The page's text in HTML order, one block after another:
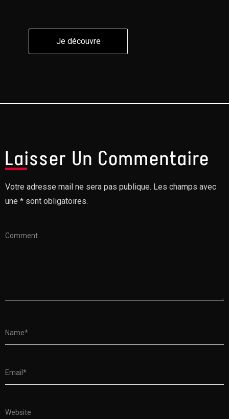
Je découvre
Je découvre
Laisser Un Commentaire
Votre adresse mail ne sera pas publique. Les champs avec
une * sont obligatoires.